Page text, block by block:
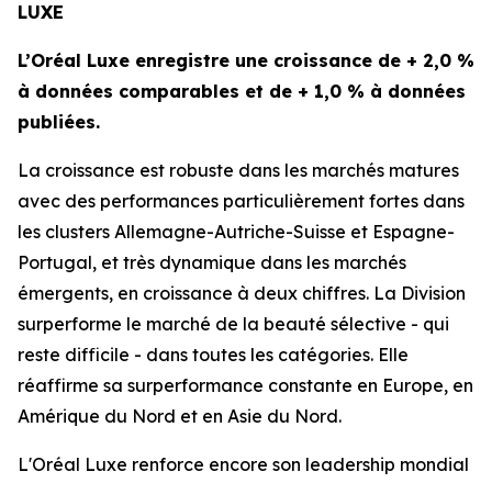
LUXE
L’Oréal Luxe enregistre une croissance de + 2,0 %
à données comparables et de + 1,0 % à données
publiées.
La croissance est robuste dans les marchés matures
avec des performances particulièrement fortes dans
les clusters Allemagne-Autriche-Suisse et Espagne-
Portugal, et très dynamique dans les marchés
émergents, en croissance à deux chiffres. La Division
surperforme le marché de la beauté sélective - qui
reste difficile - dans toutes les catégories. Elle
réaffirme sa surperformance constante en Europe, en
Amérique du Nord et en Asie du Nord.
L'Oréal Luxe renforce encore son leadership mondial